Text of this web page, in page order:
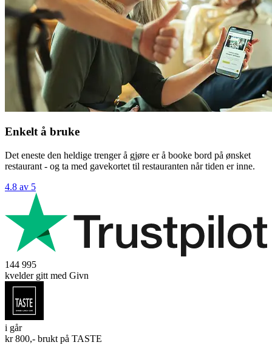
Enkelt å bruke
Det eneste den heldige trenger å gjøre er å booke bord på ønsket
restaurant - og ta med gavekortet til restauranten når tiden er inne.
4.8 av 5
144 995
kvelder gitt med Givn
i går
kr 800,- brukt på TASTE